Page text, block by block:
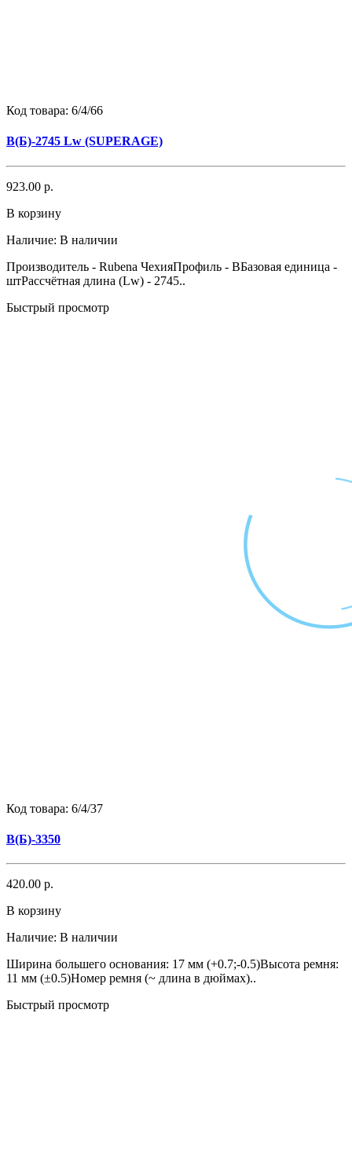
Код товара: 6/4/66
B(Б)-2745 Lw (SUPERAGE)
923.00 р.
В корзину
Наличие: В наличии
Производитель - Rubena ЧехияПрофиль - BБазовая единица -
штРассчётная длина (Lw) - 2745..
Быстрый просмотр
Код товара: 6/4/37
B(Б)-3350
420.00 р.
В корзину
Наличие: В наличии
Ширина большего основания: 17 мм (+0.7;-0.5)Высота ремня:
11 мм (±0.5)Номер ремня (~ длина в дюймах)..
Быстрый просмотр